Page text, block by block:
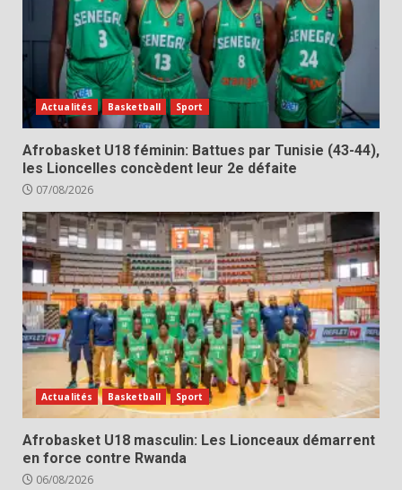
Actualités Basketball Sport
Afrobasket U18 féminin: Battues par Tunisie (43-44),
les Lioncelles concèdent leur 2e défaite
07/08/2026
Actualités Basketball Sport
Afrobasket U18 masculin: Les Lionceaux démarrent
en force contre Rwanda
06/08/2026